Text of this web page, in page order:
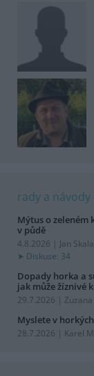
rady a návody
Mýtus o
v půdě
4.8.2026 | Jan Skala
Diskuse: 34
Dopady horka a
jak může žíznivé
29.7.2026 |
Myslete v
28.7.2026 | Karel